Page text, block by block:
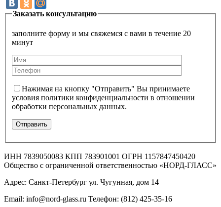
Заказать консультацию
заполните форму и мы свяжемся с вами в течение 20
минут
Нажимая на кнопку "Отправить" Вы принимаете
условия политики конфиденциальности в отношении
обработки персональных данных.
ИНН 7839050083 КПП 783901001 ОГРН 1157847450420
Общество с ограниченной ответственностью «НОРД-ГЛАСС»
Адрес: Санкт-Петербург ул. Чугунная, дом 14
Email: info@nord-glass.ru Телефон: (812) 425-35-16